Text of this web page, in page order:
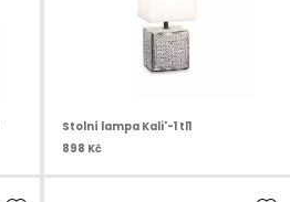
Stolní lampa Kali'-1 tl1
898 Kč